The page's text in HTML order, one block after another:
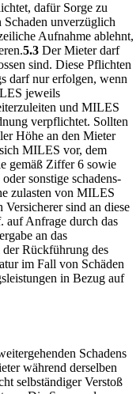
dafür Sorge zu
unverzüglich
Aufnahme ablehnt,
5.3 Der Mieter darf
sind. Diese Pflichten
darf nur erfolgen, wenn
jeweils
und MILES
verpflichtet. Sollten
Höhe an den Mieter
MILES vor, dem
gemäß Ziffer 6 sowie
sonstige schadens-
zulasten von MILES
sind an diese
auf Anfrage durch das
an das
Rückführung des
im Fall von Schäden
in Bezug auf
Schadens
während derselben
selbständiger Verstoß